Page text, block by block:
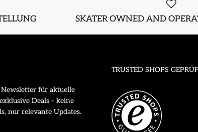
SKATER OWNED AND
für aktuelle
Deals – keine
nur relevante Updates.
TRUSTED SHOPS